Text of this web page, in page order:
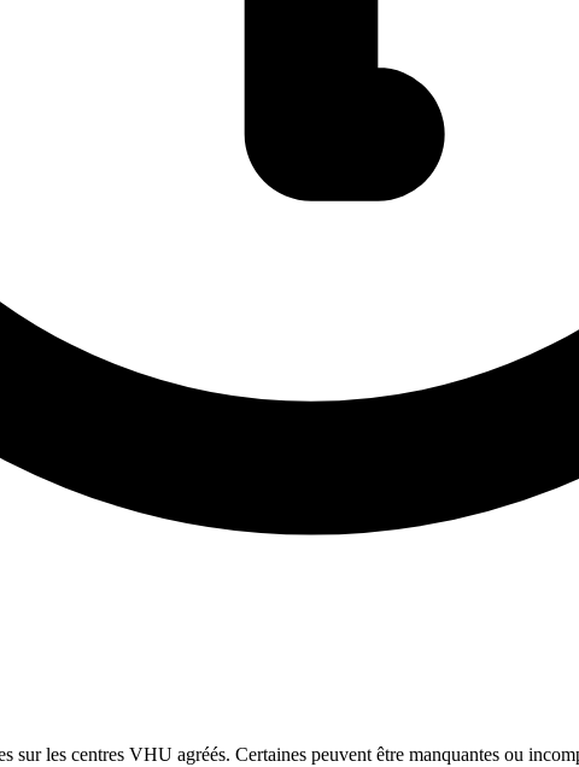
les centres VHU agréés. Certaines peuvent être manquantes ou